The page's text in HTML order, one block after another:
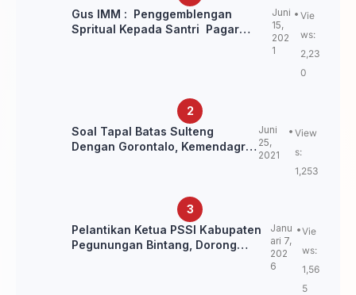
Gus IMM : Penggemblengan
Spritual Kepada Santri Pagar
Juni
15,
202
1
Vie
ws:
2,23
0
Soal Tapal Batas Sulteng
Dengan Gorontalo, Kemendagri:
Juni
25,
2021
View
s:
1,253
Pelantikan Ketua PSSI Kabupaten
Pegunungan Bintang, Dorong
Janu
ari 7,
202
6
Vie
ws:
1,56
5